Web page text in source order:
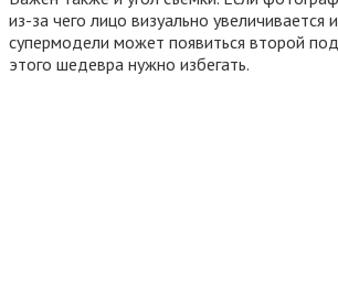
из-за чего лицо визуально увеличивается
супермодели может появиться второй
этого шедевра нужно избегать.